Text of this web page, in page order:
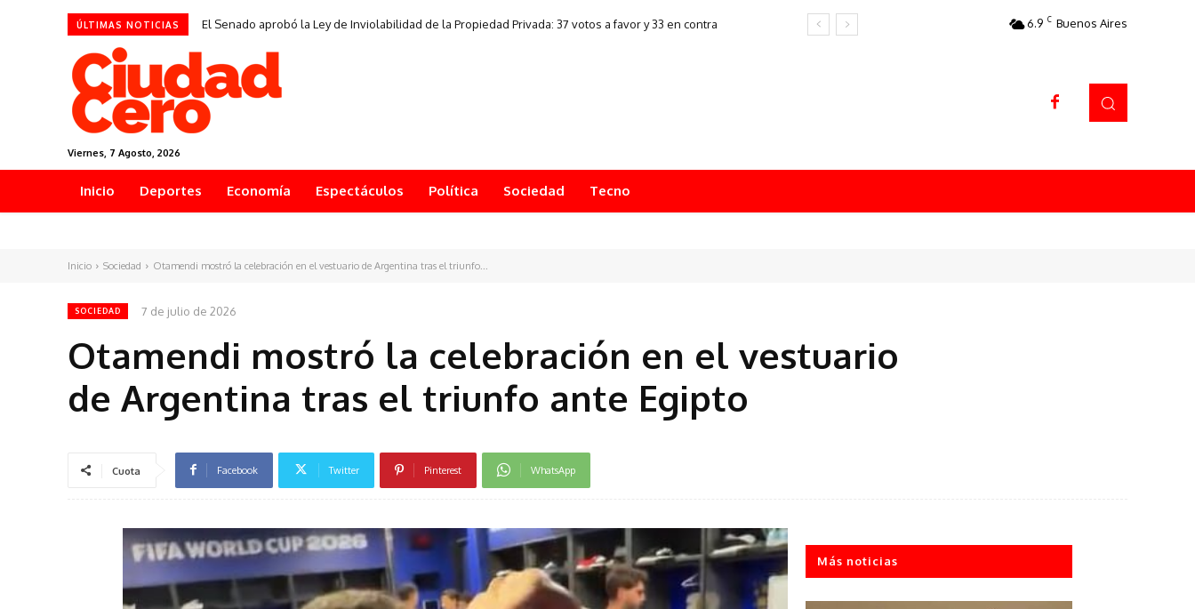
ÚLTIMAS NOTICIAS El Senado aprobó la Ley de Inviolabilidad de la Propiedad Privada: 37 votos a favor y 33 en contra 6.9 C Buenos Aires
Viernes, 7 Agosto, 2026
Inicio Deportes Economía Espectáculos Política Sociedad Tecno
Inicio Sociedad Otamendi mostró la celebración en el vestuario de Argentina tras el triunfo...
SOCIEDAD 7 de julio de 2026
Otamendi mostró la celebración en el vestuario
de Argentina tras el triunfo ante Egipto
Cuota Facebook Twitter Pinterest WhatsApp
Más noticias